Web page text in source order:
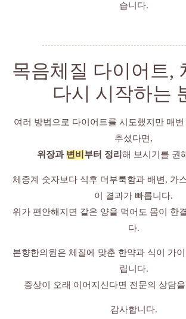
습니다.
목음체질 다이어트,
다시 시작하는
여러 방법으로 다이어트를 시도했지만 매
추셨다면,
위장과 변비 부터 정리 해 보시기를 권
체중계 숫자보다 식후 더부룩함과 배변, 가
이 결과가 빠릅니다.
위가 편안해지면 같은 양을 먹어도 몸이 한
다.
본향한의원은 체질에 맞춘 한약과 식이 가
립니다.
증상이 오래 이어지신다면 전문의 상담
감사합니다.